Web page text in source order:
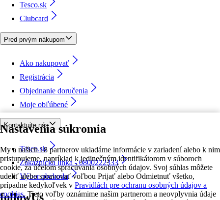
Nastavenia súkromia
My a našich 18 partnerov ukladáme informácie v zariadení alebo k nim
pristupujeme, napríklad k jedinečným identifikátorom v súboroch
cookie, za účelom spracúvania osobných údajov. Svoj súhlas môžete
udeliť alebo spravovať voľbou Prijať alebo Odmietnuť všetko,
prípadne kedykoľvek v Pravidlách pre ochranu osobných údajov a
cookies. Tieto voľby oznámime našim partnerom a neovplyvnia údaje
Tesco.sk
Clubcard
Pred prvým nákupom
Ako nakupovať
Registrácia
Objednanie doručenia
Moje obľúbené
Kontaktujte nás
Tesco.sk
Zákaznícka linka - 0800222333
Výber obchodu
followUs